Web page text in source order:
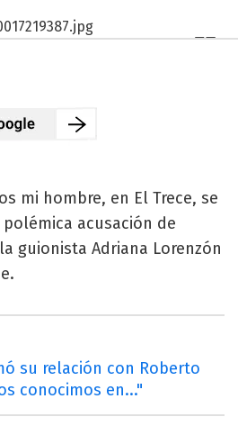
mi hombre, en El Trece, se
acusación de
guionista Adriana Lorenzón
su relación con Roberto
conocimos en..."